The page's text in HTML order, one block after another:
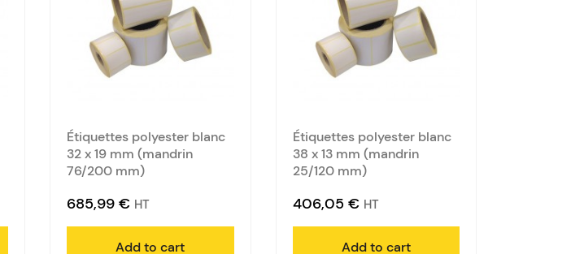
Étiquettes polyester blanc
32 x 19 mm (mandrin
76/200 mm)
685,99 € HT
Add to cart
Étiquettes polyester blanc
38 x 13 mm (mandrin
25/120 mm)
406,05 € HT
Add to cart